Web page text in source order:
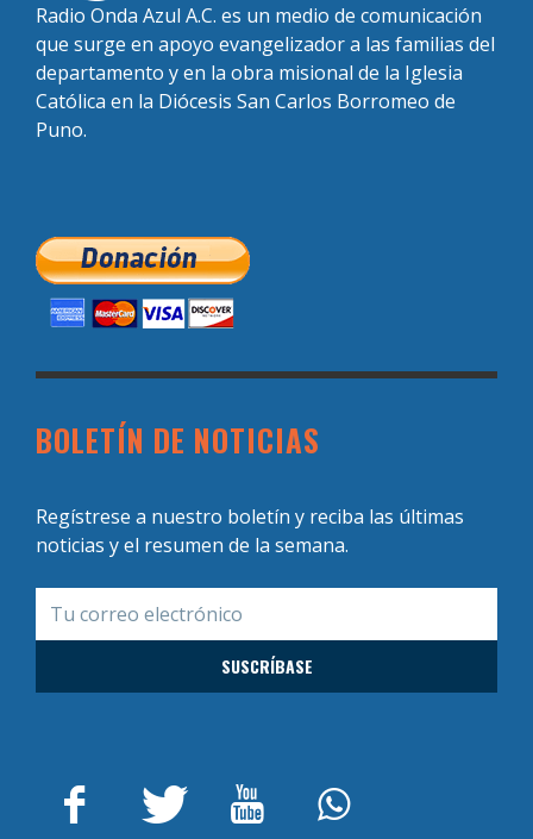
Radio Onda Azul A.C. es un medio de comunicación
que surge en apoyo evangelizador a las familias del
departamento y en la obra misional de la Iglesia
Católica en la Diócesis San Carlos Borromeo de
Puno.
BOLETÍN DE NOTICIAS
Regístrese a nuestro boletín y reciba las últimas
noticias y el resumen de la semana.